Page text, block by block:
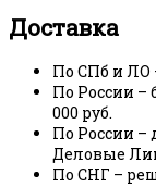
Доставка
По СПб и
По России –
000 руб.
По России –
Деловые
По СНГ –